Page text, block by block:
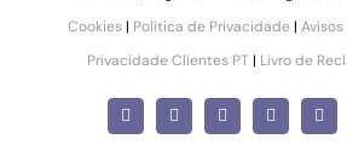
Cookies| Política de Privacidade|
Privacidade Clientes PT | Livro de
FacebookInstagramLinkedInYouTube